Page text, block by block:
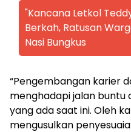
"Kancana Letkol
Berkah, Ratusan
Nasi Bungkus
“Pengembangan karier
menghadapi jalan buntu
yang ada saat ini. Oleh
mengusulkan